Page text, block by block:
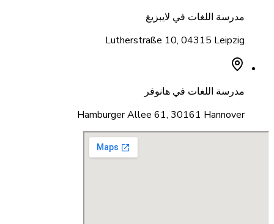
مدرسة اللغات في لايبزيغ
Lutherstraße 10, 04315 Leipzig
مدرسة اللغات في هانوفر
Hamburger Allee 61, 30161 Hannover